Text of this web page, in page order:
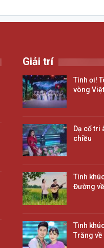
Giải trí
Tình ơi!
vòng
Dạ cổ tri
chiều
Tình
Đường
Tình
Trăng về